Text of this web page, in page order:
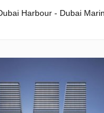
Harbour - Dubai